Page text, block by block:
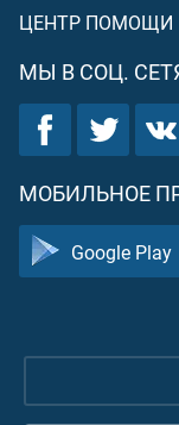
ЦЕНТР ПОМОЩИ
МЫ В СОЦ.
МОБИЛЬНОЕ
Google Play